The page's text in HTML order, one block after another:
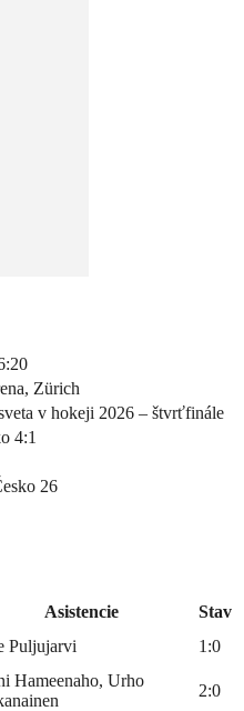
Zürich
v hokeji 2026 – štvrťfinále
4:1
26
Asistencie
Stav
Puljujarvi 1:0
Hameenaho, Urho
2:0